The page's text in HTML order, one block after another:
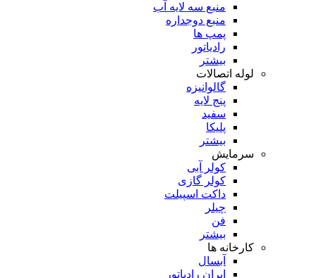
منبع سه لایه آب
منبع دوجداره
پمپ ها
رادیاتور
بیشتر
لوله اتصالات
گالوانیزه
پنج لایه
سفید
پلیکا
بیشتر
سرمایش
کولر آبی
کولر گازی
داکت اسپیلت
چیلر
فن
بیشتر
کارخانه ها
آبسال
ایران رادیاتور